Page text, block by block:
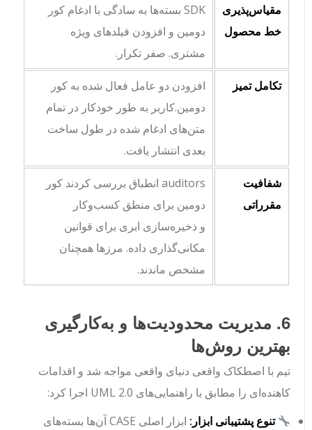
مقیاس‌پذیری
خط محصول
SDKبسته‌ها به سادگی با ادغامکور
دومینو افزودن فیلدهای ویژه
مشتری. صفر تکرار.
تکامل تمیز افزودندو عامل فعال شدهبهکور
دومین.کاربربه طور خودکار در تمام
متن‌های ادغام شده در طول ساخت
بعدی انتشار یافت.
شفافیت
مقرراتی
auditors انطباق بررسی کردند
کور
دومینبرای منطق کسب‌وکار
ذخیره‌سازی ابریبرای قوانین
مکانی‌گذاری داده. مرزها همچنان
مشخص ماندند.
6. مدیریت محدودیت‌ها و به‌کارگیری
بهترین روش‌ها
تیم با اصطکاک واقعی دنیای واقعی مواجه شد و اقدامات
کاهنده‌ای را مطابق با راهنمایی‌های UML 2.0 اجرا کرد:
تنوع پشتیبانی ابزار:
ابزار اصلی CASE آن‌ها بسته‌های